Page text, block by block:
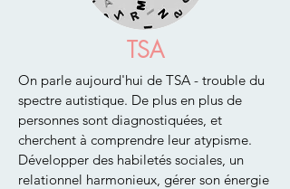
TSA
On parle aujourd'hui de TSA - trouble du
spectre autistique. De plus en plus de
personnes sont diagnostiquées, et
cherchent à comprendre leur atypisme.
Développer des habiletés sociales, un
relationnel harmonieux, gérer son énergie